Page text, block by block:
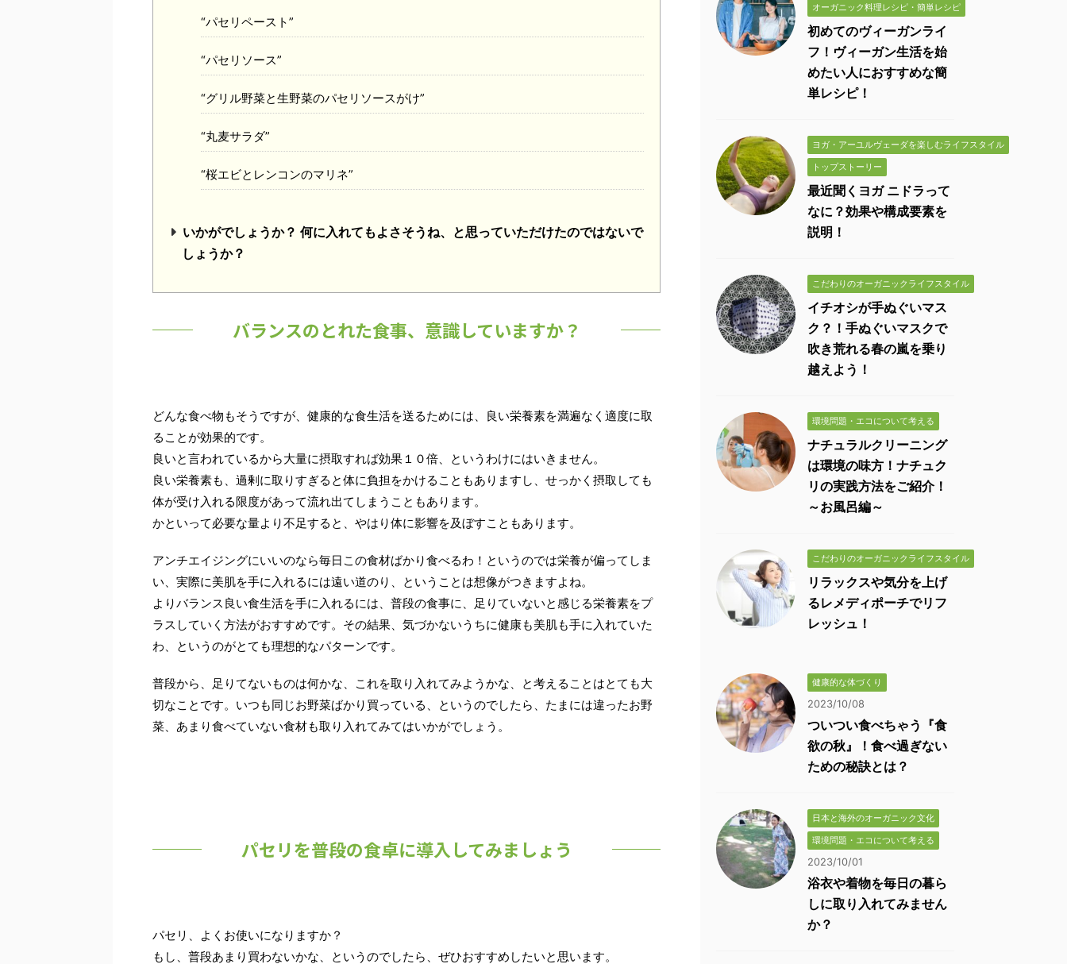
“パセリペースト”
“パセリソース”
“グリル野菜と生野菜のパセリソースがけ”
“丸麦サラダ”
“桜エビとレンコンのマリネ”
いかがでしょうか？ 何に入れてもよさそうね、と思っていただけたのではないで
しょうか？
バランスのとれた食事、意識していますか？
どんな食べ物もそうですが、健康的な食生活を送るためには、良い栄養素を満遍なく適度に取
ることが効果的です。
良いと言われているから大量に摂取すれば効果１０倍、というわけにはいきません。
良い栄養素も、過剰に取りすぎると体に負担をかけることもありますし、せっかく摂取しても
体が受け入れる限度があって流れ出てしまうこともあります。
かといって必要な量より不足すると、やはり体に影響を及ぼすこともあります。
アンチエイジングにいいのなら毎日この食材ばかり食べるわ！というのでは栄養が偏ってしま
い、実際に美肌を手に入れるには遠い道のり、ということは想像がつきますよね。
よりバランス良い食生活を手に入れるには、普段の食事に、足りていないと感じる栄養素をプ
ラスしていく方法がおすすめです。その結果、気づかないうちに健康も美肌も手に入れていた
わ、というのがとても理想的なパターンです。
普段から、足りてないものは何かな、これを取り入れてみようかな、と考えることはとても大
切なことです。いつも同じお野菜ばかり買っている、というのでしたら、たまには違ったお野
菜、あまり食べていない食材も取り入れてみてはいかがでしょう。
パセリを普段の食卓に導入してみましょう
パセリ、よくお使いになりますか？
もし、普段あまり買わないかな、というのでしたら、ぜひおすすめしたいと思います。
オーガニック料理レシピ・簡単レシピ
初めてのヴィーガンライ
フ！ヴィーガン生活を始
めたい人におすすめな簡
単レシピ！
ヨガ・アーユルヴェーダを楽しむライフスタイル
トップストーリー
最近聞くヨガ ニドラって
なに？効果や構成要素を
説明！
こだわりのオーガニックライフスタイル
イチオシが手ぬぐいマス
ク？！手ぬぐいマスクで
吹き荒れる春の嵐を乗り
越えよう！
環境問題・エコについて考える
ナチュラルクリーニング
は環境の味方！ナチュク
リの実践方法をご紹介！
～お風呂編～
こだわりのオーガニックライフスタイル
リラックスや気分を上げ
るレメディポーチでリフ
レッシュ！
健康的な体づくり
2023/10/08
ついつい食べちゃう『食
欲の秋』！食べ過ぎない
ための秘訣とは？
日本と海外のオーガニック文化
環境問題・エコについて考える
2023/10/01
浴衣や着物を毎日の暮ら
しに取り入れてみません
か？